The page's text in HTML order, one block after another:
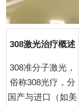
308激光治疗概述
308准分子激光，
俗称308光疗，分
国产与进口（如美